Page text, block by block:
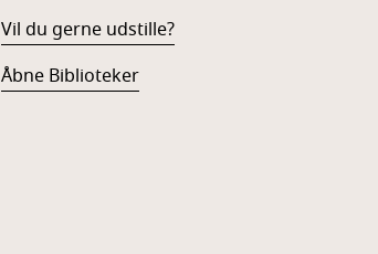
Vil du gerne udstille?
Åbne Biblioteker